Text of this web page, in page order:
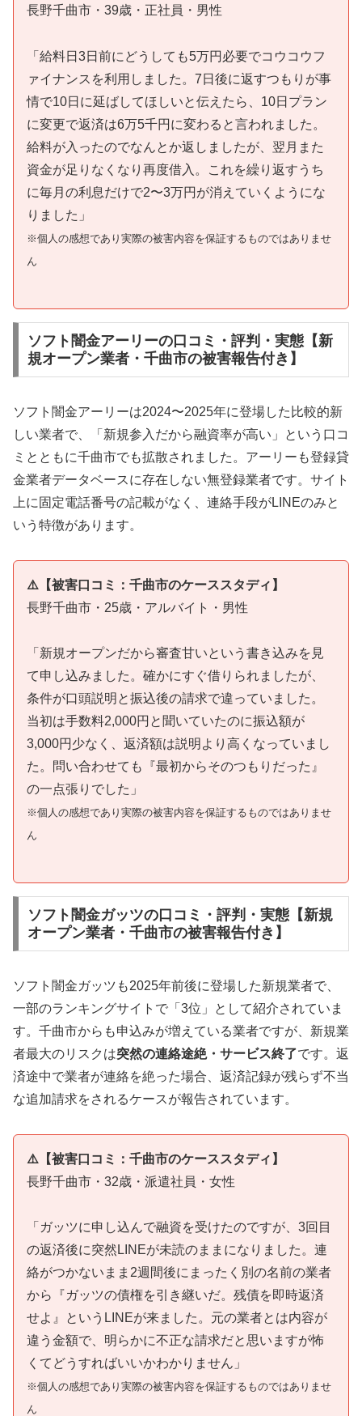
長野千曲市・39歳・正社員・男性
「給料日3日前にどうしても5万円必要でコウコウフ
ァイナンスを利用しました。7日後に返すつもりが事
情で10日に延ばしてほしいと伝えたら、10日プラン
に変更で返済は6万5千円に変わると言われました。
給料が入ったのでなんとか返しましたが、翌月また
資金が足りなくなり再度借入。これを繰り返すうち
に毎月の利息だけで2〜3万円が消えていくようにな
りました」
※個人の感想であり実際の被害内容を保証するものではありませ
ん
ソフト闇金アーリーの口コミ・評判・実態【新
規オープン業者・千曲市の被害報告付き】
ソフト闇金アーリーは2024〜2025年に登場した比較的新
しい業者で、「新規参入だから融資率が高い」という口コ
ミとともに千曲市でも拡散されました。アーリーも登録貸
金業者データベースに存在しない無登録業者です。サイト
上に固定電話番号の記載がなく、連絡手段がLINEのみと
いう特徴があります。
⚠️【被害口コミ：千曲市のケーススタディ】
長野千曲市・25歳・アルバイト・男性
「新規オープンだから審査甘いという書き込みを見
て申し込みました。確かにすぐ借りられましたが、
条件が口頭説明と振込後の請求で違っていました。
当初は手数料2,000円と聞いていたのに振込額が
3,000円少なく、返済額は説明より高くなっていまし
た。問い合わせても『最初からそのつもりだった』
の一点張りでした」
※個人の感想であり実際の被害内容を保証するものではありませ
ん
ソフト闇金ガッツの口コミ・評判・実態【新規
オープン業者・千曲市の被害報告付き】
ソフト闇金ガッツも2025年前後に登場した新規業者で、
一部のランキングサイトで「3位」として紹介されていま
す。千曲市からも申込みが増えている業者ですが、新規業
者最大のリスクは突然の連絡途絶・サービス終了です。返
済途中で業者が連絡を絶った場合、返済記録が残らず不当
な追加請求をされるケースが報告されています。
⚠️【被害口コミ：千曲市のケーススタディ】
長野千曲市・32歳・派遣社員・女性
「ガッツに申し込んで融資を受けたのですが、3回目
の返済後に突然LINEが未読のままになりました。連
絡がつかないまま2週間後にまったく別の名前の業者
から『ガッツの債権を引き継いだ。残債を即時返済
せよ』というLINEが来ました。元の業者とは内容が
違う金額で、明らかに不正な請求だと思いますが怖
くてどうすればいいかわかりません」
※個人の感想であり実際の被害内容を保証するものではありませ
ん